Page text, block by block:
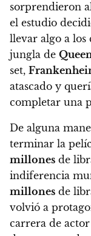
sorprendieron
el estudio
llevar algo a los
jungla de
set,
atascado y
completar una
De alguna
terminar la
millones de
indiferencia
millones de
volvió a
carrera de